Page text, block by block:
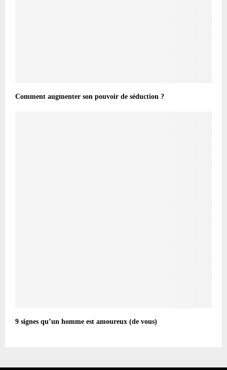
Comment augmenter son pouvoir de séduction ?
9 signes qu’un homme est amoureux (de vous)